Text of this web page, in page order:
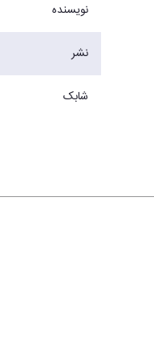
نویسنده
نشر
شابک